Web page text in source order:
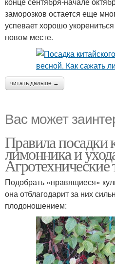
заморозков остается еще
успевает хорошо
новом месте.
читать дальше →
Вас может
Правила посадки
лимонника и
Агротехнические
Подобрать «нравящиеся»
она отблагодарит за них
плодоношением: